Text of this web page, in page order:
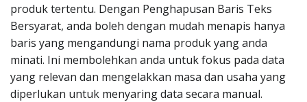
produk tertentu. Dengan Penghapusan Baris Teks
Bersyarat, anda boleh dengan mudah menapis hanya
baris yang mengandungi nama produk yang anda
minati. Ini membolehkan anda untuk fokus pada data
yang relevan dan mengelakkan masa dan usaha yang
diperlukan untuk menyaring data secara manual.